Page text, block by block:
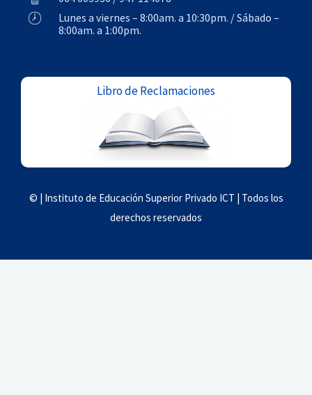
Lunes a viernes – 8:00am. a 10:30pm. / Sábado –
8:00am. a 1:00pm.
Libro de Reclamaciones
© | Instituto de Educación Superior Privado ICT | Todos los
derechos reservados